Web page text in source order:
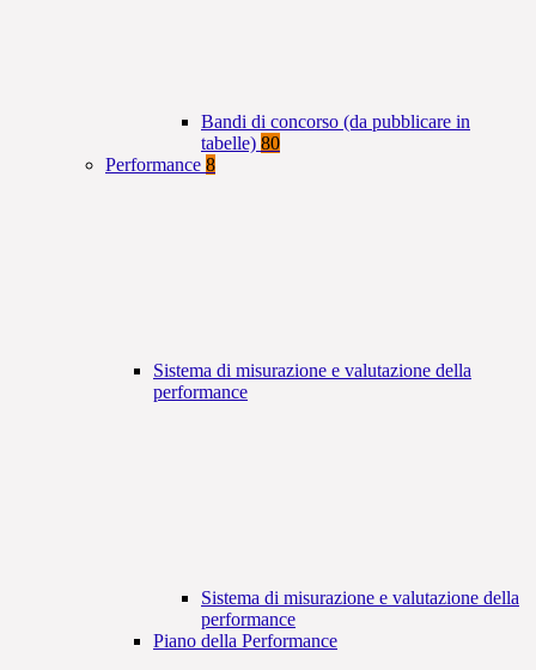
Bandi di concorso (da pubblicare in
tabelle) 80
Performance 8
Sistema di misurazione e valutazione della
performance
Sistema di misurazione e valutazione della
performance
Piano della Performance